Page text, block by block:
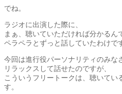
でね。
ラジオに出演した際に、
まぁ、聴いていただければ分かるん
ペラペラとずっと話していたわけで
今回は進行役パーソナリティのみな
リラックスして話せたのですが、
こういうフリートークは、聴いてい
す。